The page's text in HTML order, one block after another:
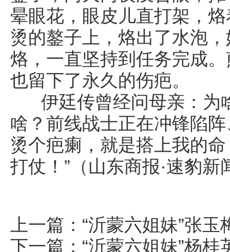
晕眼花，眼皮儿直打架，
烫的鏊子上，烙出了水泡
烙，一直坚持到任务完成
也留下了永久的伤疤。
伊廷传曾经问母亲：为
啥？前线战士正在冲锋陷
烫个疤瘌，就是搭上我的
打仗！”（山东商报·速豹新
上一篇： “沂蒙六姐妹”张玉
下一篇： “沂蒙六姐妹”杨桂